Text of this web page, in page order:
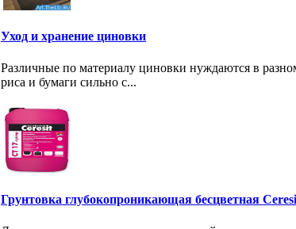
Уход и хранение циновки
Различные по материалу циновки нуждаются в
риса и бумаги сильно с...
Грунтовка глубокопроникающая бесцветная